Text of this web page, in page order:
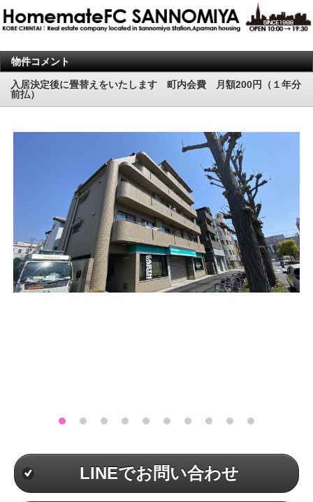
物件コメント
入居決定後に畳替えをいたします 町内会費 月額200円（１年分
前払）
LINEでお問い合わせ